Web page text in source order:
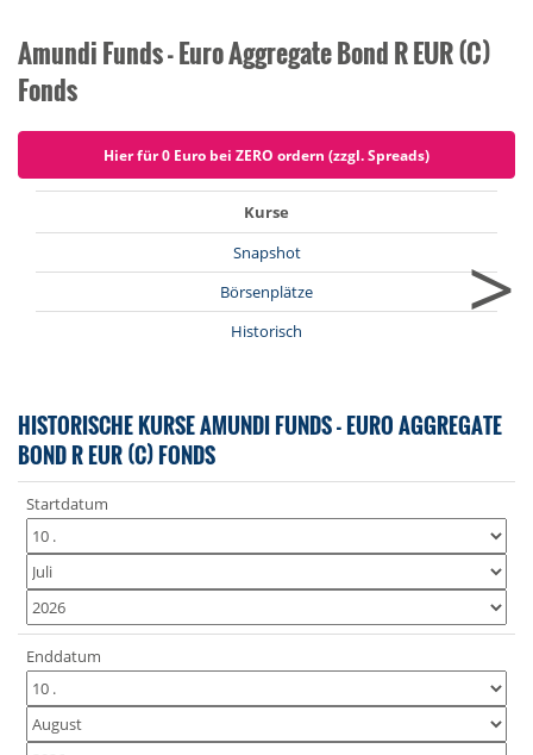
Amundi Funds - Euro Aggregate Bond R EUR (C)
Fonds
Hier für 0 Euro bei ZERO ordern (zzgl. Spreads)
Kurse
Snapshot
Börsenplätze
Historisch
>
HISTORISCHE KURSE AMUNDI FUNDS - EURO AGGREGATE
BOND R EUR (C) FONDS
Startdatum
Enddatum